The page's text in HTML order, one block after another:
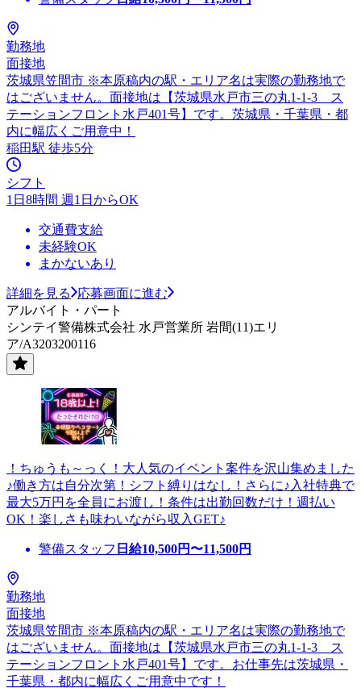
勤務地
面接地
茨城県笠間市 ※本原稿内の駅・エリア名は実際の勤務地で
はございません。面接地は【茨城県水戸市三の丸1-1-3 ス
テーションフロント水戸401号】です。茨城県・千葉県・都
内に幅広くご用意中！
稲田駅 徒歩5分
シフト
1日8時間 週1日からOK
交通費支給
未経験OK
まかないあり
詳細を見る
応募画面に進む
アルバイト・パート
シンテイ警備株式会社 水戸営業所 岩間(11)エリ
ア/A3203200116
！ちゅうも～っく！大人気のイベント案件を沢山集めました
♪働き方は自分次第！シフト縛りはなし！さらに♪入社特典で
最大5万円を全員にお渡し！条件は出勤回数だけ！週払い
OK！楽しさも味わいながら収入GET♪
警備スタッフ 日給10,500円〜11,500円
勤務地
面接地
茨城県笠間市 ※本原稿内の駅・エリア名は実際の勤務地で
はございません。面接地は【茨城県水戸市三の丸1-1-3 ス
テーションフロント水戸401号】です。お仕事先は茨城県・
千葉県・都内に幅広くご用意中です！